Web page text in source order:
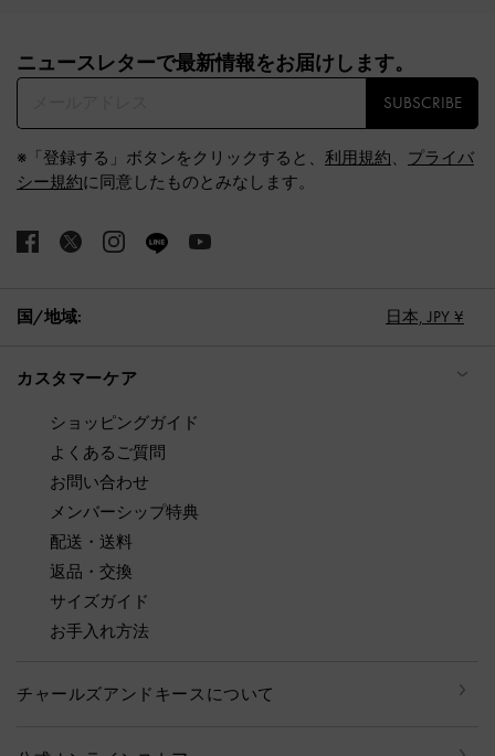
ニュースレターで最新情報をお届けします。​
SUBSCRIBE
※「登録する」ボタンをクリックすると、 利用規約、 プライバ
シー規約に同意したものとみなします。
国/地域: 日本, JPY ¥
カスタマーケア
ショッピングガイド
よくあるご質問
お問い合わせ
メンバーシップ特典
配送・送料
返品・交換
サイズガイド
お手入れ方法
チャールズアンドキースについて